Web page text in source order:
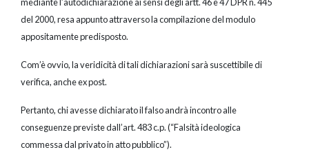
mediante l’autodichiarazione ai sensi degli artt. 46 e 47 DPR n. 445
del 2000, resa appunto attraverso la compilazione del modulo
appositamente predisposto.
Com’è ovvio, la veridicità di tali dichiarazioni sarà suscettibile di
verifica, anche ex post.
Pertanto, chi avesse dichiarato il falso andrà incontro alle
conseguenze previste dall’art. 483 c.p. (“Falsità ideologica
commessa dal privato in atto pubblico”).